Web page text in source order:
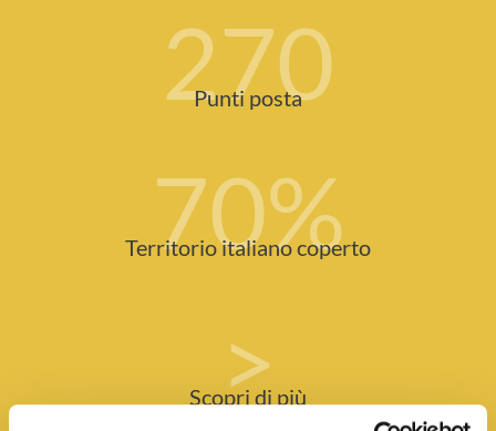
270
Punti posta
70%
Territorio italiano coperto
>
Scopri di più